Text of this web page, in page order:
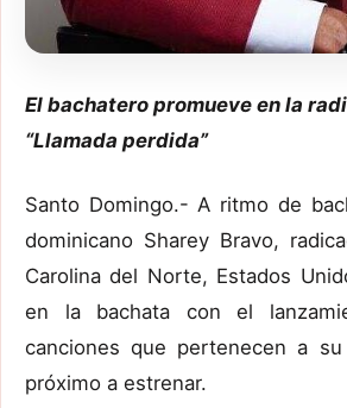
El bachatero promueve en la
“Llamada perdida”
Santo Domingo.- A ritmo de
dominicano Sharey Bravo,
Carolina del Norte, Estados
en la bachata con el
canciones que pertenecen a
próximo a estrenar.